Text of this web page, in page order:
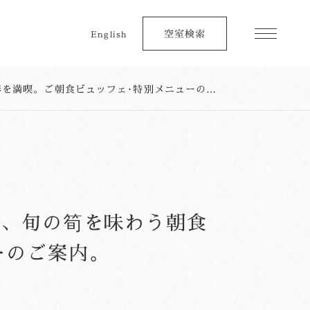
English 空室検索
【季節の催し】お日にち限定！桜を感じる自家製パンや、旬の筍を味わう朝食で春を満喫。ご朝食ビュッフェ･特別メニューのご案内。
旬の筍を味わう朝食
ご案内。